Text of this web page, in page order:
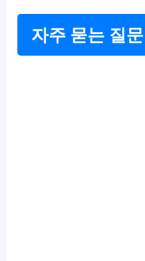
자주 묻는 질문